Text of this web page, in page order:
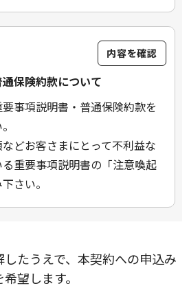
内容を確認
保険約款について
事項説明書・普通保険約款を
どお客さまにとって不利益な
重要事項説明書の「注意喚起
さい。
したうえで、本契約への申込み
希望します。